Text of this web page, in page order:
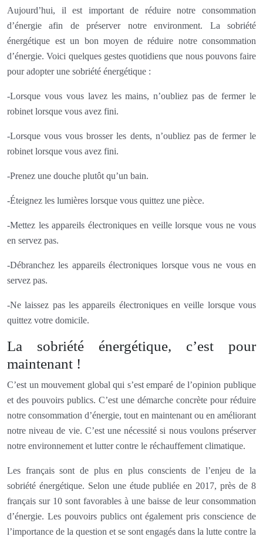
Aujourd’hui, il est important de réduire notre consommation
d’énergie afin de préserver notre environment. La sobriété
énergétique est un bon moyen de réduire notre consommation
d’énergie. Voici quelques gestes quotidiens que nous pouvons faire
pour adopter une sobriété énergétique :
-Lorsque vous vous lavez les mains, n’oubliez pas de fermer le
robinet lorsque vous avez fini.
-Lorsque vous vous brosser les dents, n’oubliez pas de fermer le
robinet lorsque vous avez fini.
-Prenez une douche plutôt qu’un bain.
-Éteignez les lumières lorsque vous quittez une pièce.
-Mettez les appareils électroniques en veille lorsque vous ne vous
en servez pas.
-Débranchez les appareils électroniques lorsque vous ne vous en
servez pas.
-Ne laissez pas les appareils électroniques en veille lorsque vous
quittez votre domicile.
La sobriété énergétique, c’est pour
maintenant !
C’est un mouvement global qui s’est emparé de l’opinion publique
et des pouvoirs publics. C’est une démarche concrète pour réduire
notre consommation d’énergie, tout en maintenant ou en améliorant
notre niveau de vie. C’est une nécessité si nous voulons préserver
notre environnement et lutter contre le réchauffement climatique.
Les français sont de plus en plus conscients de l’enjeu de la
sobriété énergétique. Selon une étude publiée en 2017, près de 8
français sur 10 sont favorables à une baisse de leur consommation
d’énergie. Les pouvoirs publics ont également pris conscience de
l’importance de la question et se sont engagés dans la lutte contre la